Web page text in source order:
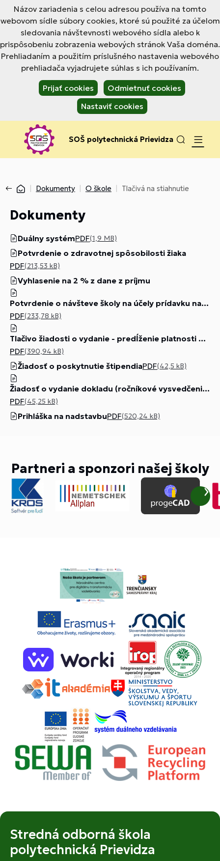
Názov zariadenia s celou adresou používa na tomto
webovom sídle súbory cookies, ktoré sú použité za účelom
sledovania návštevnosti webového sídla alebo k
prispôsobeniu zobrazenia webových stránok Vaša doména.
Prehliadaním a použitím príslušného nastavenia webového
prehliadača vyjadrujete súhlas s ich používaním.
Prijať cookies
Odmietnuť cookies
Nastaviť cookies
SOŠ polytechnická Prievidza
Dokumenty O škole Tlačivá na stiahnutie
Dokumenty
Duálny systémPDF(1,9 MB)
Potvrdenie o zdravotnej spôsobilosti žiaka
PDF(213,53 kB)
Vyhlasenie na 2 % z dane z príjmu
Potvrdenie o návšteve školy na účely prídavku na dieťa a daňový bonus
PDF(233,78 kB)
Tlačivo žiadosti o vydanie - predĺženie platnosti preukazu na žiacku-študentskú zľavu z cestovného (SAD Prievidza)
PDF(390,94 kB)
Žiadosť o poskytnutie štipendiaPDF(42,5 kB)
Žiadosť o vydanie dokladu (ročníkové vysvedčenie, maturitné vysvedčenie, výučný list, potvrdenie o návšteve)
PDF(45,25 kB)
Prihláška na nadstavbuPDF(520,24 kB)
Partneri a sponzori našej školy
Stredná odborná škola
polytechnická Prievidza